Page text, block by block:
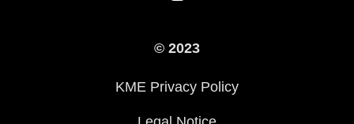
© 2023
KME Privacy Policy